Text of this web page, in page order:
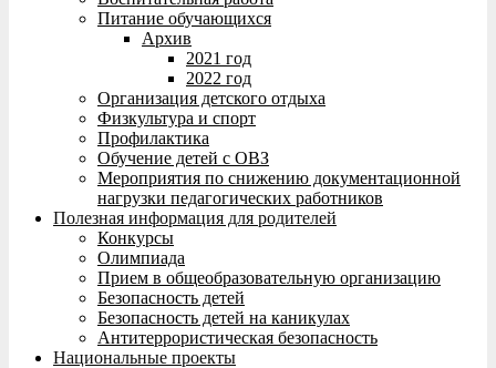
Питание обучающихся
Архив
2021 год
2022 год
Организация детского отдыха
Физкультура и спорт
Профилактика
Обучение детей с ОВЗ
Мероприятия по снижению документационной
нагрузки педагогических работников
Полезная информация для родителей
Конкурсы
Олимпиада
Прием в общеобразовательную организацию
Безопасность детей
Безопасность детей на каникулах
Антитеррористическая безопасность
Национальные проекты